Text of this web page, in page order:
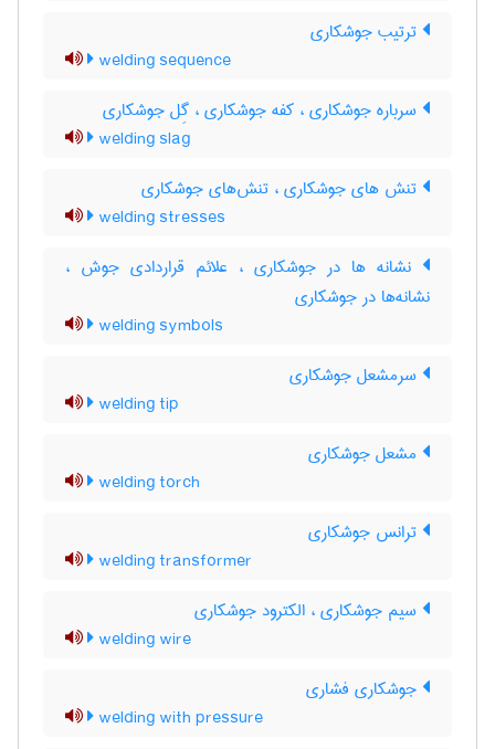
ترتیب جوشکاری
welding sequence
سرباره جوشکاری ، کفه جوشکاری ، گِل جوشکاری
welding slag
تنش های جوشکاری ، تنش‌های جوشکاری
welding stresses
نشانه ها در جوشکاری ، علائم قراردادی جوش ،
نشانه‌ها در جوشکاری
welding symbols
سرمشعل جوشکاری
welding tip
مشعل جوشکاری
welding torch
ترانس جوشکاری
welding transformer
سیم جوشکاری ، الکترود جوشکاری
welding wire
جوشکاری فشاری
welding with pressure